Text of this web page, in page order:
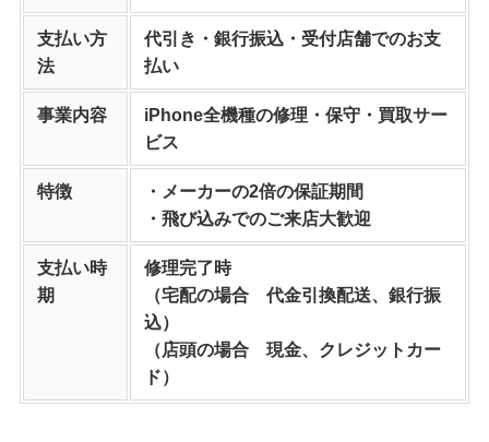
支払い方
法
代引き・銀行振込・受付店舗でのお支
払い
事業内容
iPhone全機種の修理・保守・買取サー
ビス
特徴
・メーカーの2倍の保証期間
・飛び込みでのご来店大歓迎
支払い時
期
修理完了時
（宅配の場合 代金引換配送、銀行振
込）
（店頭の場合 現金、クレジットカー
ド）